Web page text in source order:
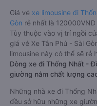
Giá vé xe limousine đi
Gòn rẻ nhất là
Tùy thuộc vào vị trí ngồi
giá vé Xe Tân Phú - Sài
limousine này có thể sẽ rẻ
Dòng xe đi Thống Nhất -
giường nằm chất lượng
Những nhà xe đi Thống
đều sở hữu những xe